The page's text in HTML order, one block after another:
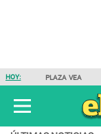
HOY: PLAZA VEA